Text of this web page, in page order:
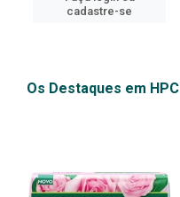
cadastre-se
Os Destaques em HPC